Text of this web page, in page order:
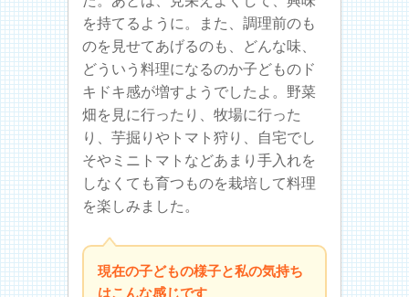
を持てるように。また、調理前のも
のを見せてあげるのも、どんな味、
どういう料理になるのか子どものド
キドキ感が増すようでしたよ。野菜
畑を見に行ったり、牧場に行った
り、芋掘りやトマト狩り、自宅でし
そやミニトマトなどあまり手入れを
しなくても育つものを栽培して料理
を楽しみました。
現在の子どもの様子と私の気持ち
はこんな感じです